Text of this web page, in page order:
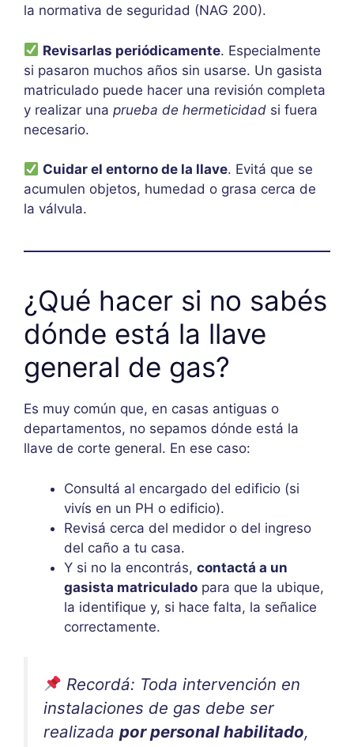
la normativa de seguridad (NAG 200).
Revisarlas periódicamente. Especialmente
si pasaron muchos años sin usarse. Un gasista
matriculado puede hacer una revisión completa
y realizar una prueba de hermeticidad si fuera
necesario.
Cuidar el entorno de la llave. Evitá que se
acumulen objetos, humedad o grasa cerca de
la válvula.
¿Qué hacer si no sabés
dónde está la llave
general de gas?
Es muy común que, en casas antiguas o
departamentos, no sepamos dónde está la
llave de corte general. En ese caso:
Consultá al encargado del edificio (si
vivís en un PH o edificio).
Revisá cerca del medidor o del ingreso
del caño a tu casa.
Y si no la encontrás, contactá a un
gasista matriculado para que la ubique,
la identifique y, si hace falta, la señalice
correctamente.
Recordá: Toda intervención en
instalaciones de gas debe ser
realizada por personal habilitado,